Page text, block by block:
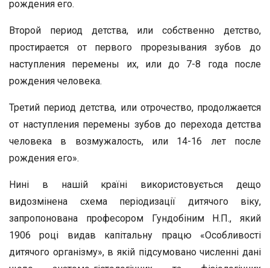
рождения его.
Второй период детства, или собственно детство,
простирается от первого прорезывания зубов до
наступления перемены их, или до 7-8 года после
рождения человека.
Третий период детства, или отрочество, продолжается
от наступления перемены зубов до перехода детства
человека в возмужалость, или 14-16 лет после
рождения его».
Нині в нашій країні використовується дещо
видозмінена схема періодизації дитячого віку,
запропонована професором Гундобіним Н.П., який
1906 році видав капітальну працю «Особливості
дитячого організму», в якій підсумовано численні дані